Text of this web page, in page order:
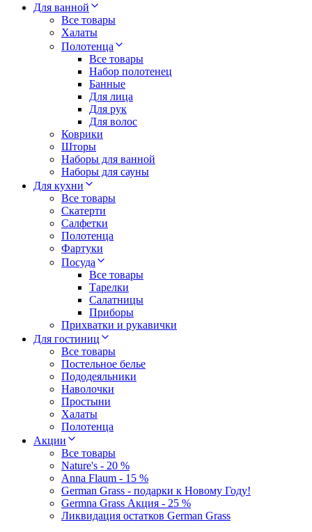
Для ванной
Все товары
Халаты
Полотенца
Все товары
Набор полотенец
Банные
Для лица
Для рук
Для волос
Коврики
Шторы
Наборы для ванной
Наборы для сауны
Для кухни
Все товары
Скатерти
Салфетки
Полотенца
Фартуки
Посуда
Все товары
Тарелки
Салатницы
Приборы
Прихватки и рукавички
Для гостиниц
Все товары
Постельное белье
Пододеяльники
Наволочки
Простыни
Халаты
Полотенца
Акции
Все товары
Nature's - 20 %
Anna Flaum - 15 %
German Grass - подарки к Новому Году!
Germna Grass Акция - 25 %
Ликвидация остатков German Grass